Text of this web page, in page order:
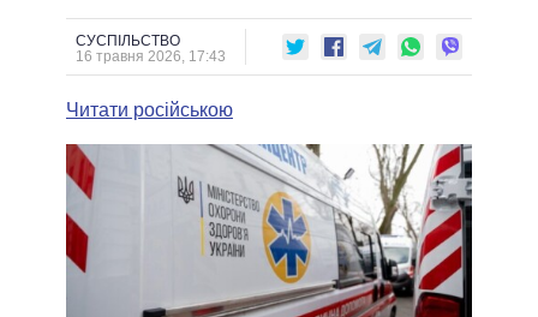
ДАЙДЖЕСТИ
ВЕРХОВНА РАДА
КАБІНЕТ МІНІСТРІВ
МЕРИ МІСТ
ВСІ ПЕРСОНИ
ПІДТРИМАТИ
ПОРІВНЯННЯ ПОЛІТИКІВ
СУСПІЛЬСТВО
16 травня 2026, 17:43
Читати російською